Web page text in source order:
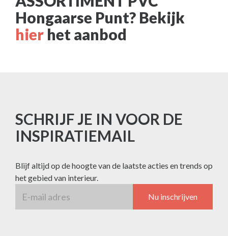
Hongaarse Punt? Bekijk
hier het aanbod
SCHRIJF JE IN VOOR DE
INSPIRATIEMAIL
Blijf altijd op de hoogte van de laatste acties en trends op
het gebied van interieur.
Nu inschrijven